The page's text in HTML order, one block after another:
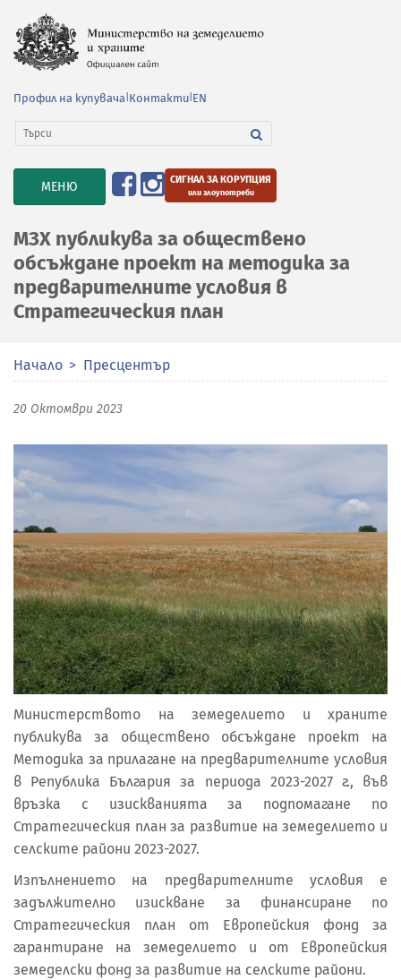
Профил на купувача Контакти EN
TOGGLE
NAVIGATION
МЕНЮ СИГНАЛ ЗА КОРУПЦИЯ
или злоупотреби
МЗХ публикува за обществено
обсъждане проект на методика за
предварителните условия в
Стратегическия план
Начало Пресцентър
20 Октомври 2023
Министерството на земеделието и храните
публикува за обществено обсъждане проект на
Методика за прилагане на предварителните условия
в Република България за периода 2023-2027 г., във
връзка с изискванията за подпомагане по
Стратегическия план за развитие на земеделието и
селските райони 2023-2027.
Изпълнението на предварителните условия е
задължително изискване за финансиране по
Стратегическия план от Европейския фонд за
гарантиране на земеделието и от Европейския
земеделски фонд за развитие на селските райони.